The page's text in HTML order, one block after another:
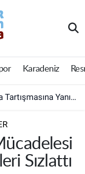
Karadeniz
Belediyeden Açıklama Geldi
Sızlattı